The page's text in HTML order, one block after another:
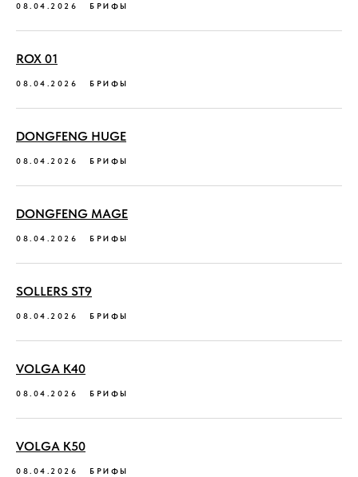
08.04.2026 БРИФЫ
ROX 01
08.04.2026 БРИФЫ
DONGFENG HUGE
08.04.2026 БРИФЫ
DONGFENG MAGE
08.04.2026 БРИФЫ
SOLLERS ST9
08.04.2026 БРИФЫ
VOLGA K40
08.04.2026 БРИФЫ
VOLGA K50
08.04.2026 БРИФЫ